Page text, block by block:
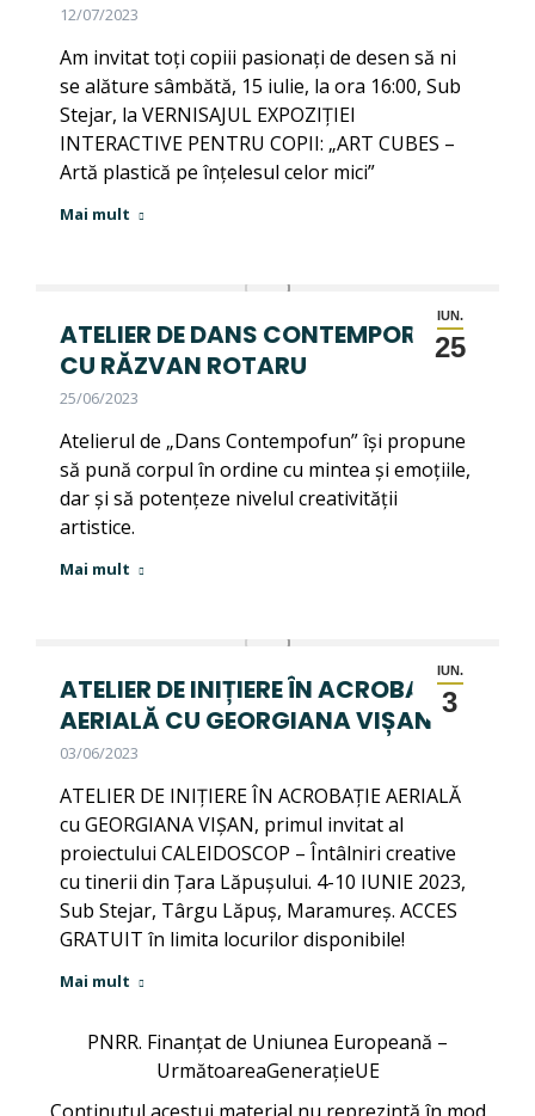
12/07/2023
Am invitat toți copiii pasionați de desen să ni
se alăture sâmbătă, 15 iulie, la ora 16:00, Sub
Stejar, la VERNISAJUL EXPOZIȚIEI
INTERACTIVE PENTRU COPII: „ART CUBES –
Artă plastică pe înțelesul celor mici”
Mai mult
IUN.
25
ATELIER DE DANS CONTEMPORAN
CU RĂZVAN ROTARU
25/06/2023
Atelierul de „Dans Contempofun” își propune
să pună corpul în ordine cu mintea și emoțiile,
dar și să potențeze nivelul creativității
artistice.
Mai mult
IUN.
3
ATELIER DE INIȚIERE ÎN ACROBAȚIE
AERIALĂ CU GEORGIANA VIȘAN
03/06/2023
ATELIER DE INIȚIERE ÎN ACROBAȚIE AERIALĂ
cu GEORGIANA VIȘAN, primul invitat al
proiectului CALEIDOSCOP – Întâlniri creative
cu tinerii din Țara Lăpușului. 4-10 IUNIE 2023,
Sub Stejar, Târgu Lăpuș, Maramureș. ACCES
GRATUIT în limita locurilor disponibile!
Mai mult
PNRR. Finanțat de Uniunea Europeană –
UrmătoareaGenerațieUE